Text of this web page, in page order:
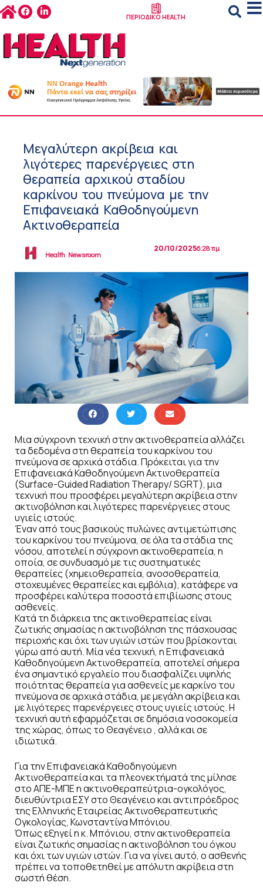
ΠΕΡΙΟΔΙΚΟ HEALTH
Μεγαλύτερη ακρίβεια και
λιγότερες παρενέργειες στη
θεραπεία αρχικού σταδίου
καρκίνου του πνεύμονα με την
Επιφανειακά Καθοδηγούμενη
Ακτινοθεραπεία
Health Newsroom
20/10/20256:28 πμ
Μια σύγχρονη τεχνική στην ακτινοθεραπεία αλλάζει
τα δεδομένα στη θεραπεία του καρκίνου του
πνεύμονα σε αρχικά στάδια. Πρόκειται για την
Επιφανειακά Καθοδηγούμενη Ακτινοθεραπεία
(Surface-Guided Radiation Therapy/ SGRT), μια
τεχνική που προσφέρει μεγαλύτερη ακρίβεια στην
ακτινοβόληση και λιγότερες παρενέργειες στους
υγιείς ιστούς.
Έναν από τους βασικούς πυλώνες αντιμετώπισης
του καρκίνου του πνεύμονα, σε όλα τα στάδια της
νόσου, αποτελεί η σύγχρονη ακτινοθεραπεία, η
οποία, σε συνδυασμό με τις συστηματικές
θεραπείες (χημειοθεραπεία, ανοσοθεραπεία,
στοχευμένες θεραπείες και εμβόλια), κατάφερε να
προσφέρει καλύτερα ποσοστά επιβίωσης στους
ασθενείς.
Κατά τη διάρκεια της ακτινοθεραπείας είναι
ζωτικής σημασίας η ακτινοβόληση της πάσχουσας
περιοχής και όχι των υγιών ιστών που βρίσκονται
γύρω από αυτή. Μία νέα τεχνική, η Επιφανειακά
Καθοδηγούμενη Ακτινοθεραπεία, αποτελεί σήμερα
ένα σημαντικό εργαλείο που διασφαλίζει υψηλής
ποιότητας θεραπεία για ασθενείς με καρκίνο του
πνεύμονα σε αρχικά στάδια, με μεγάλη ακρίβεια και
με λιγότερες παρενέργειες στους υγιείς ιστούς. Η
τεχνική αυτή εφαρμόζεται σε δημόσια νοσοκομεία
της χώρας, όπως το Θεαγένειο , αλλά και σε
ιδιωτικά.
Για την Επιφανειακά Καθοδηγούμενη
Ακτινοθεραπεία και τα πλεονεκτήματά της μίλησε
στο ΑΠΕ-ΜΠΕ η ακτινοθεραπεύτρια-ογκολόγος,
διευθύντρια ΕΣΥ στο Θεαγένειο και αντιπρόεδρος
της Ελληνικής Εταιρείας Ακτινοθεραπευτικής
Ογκολογίας, Κωνσταντίνα Μπόνιου.
Όπως εξηγεί η κ. Μπόνιου, στην ακτινοθεραπεία
είναι ζωτικής σημασίας η ακτινοβόληση του όγκου
και όχι των υγιών ιστών. Για να γίνει αυτό, ο ασθενής
πρέπει να τοποθετηθεί με απόλυτη ακρίβεια στη
σωστή θέση.